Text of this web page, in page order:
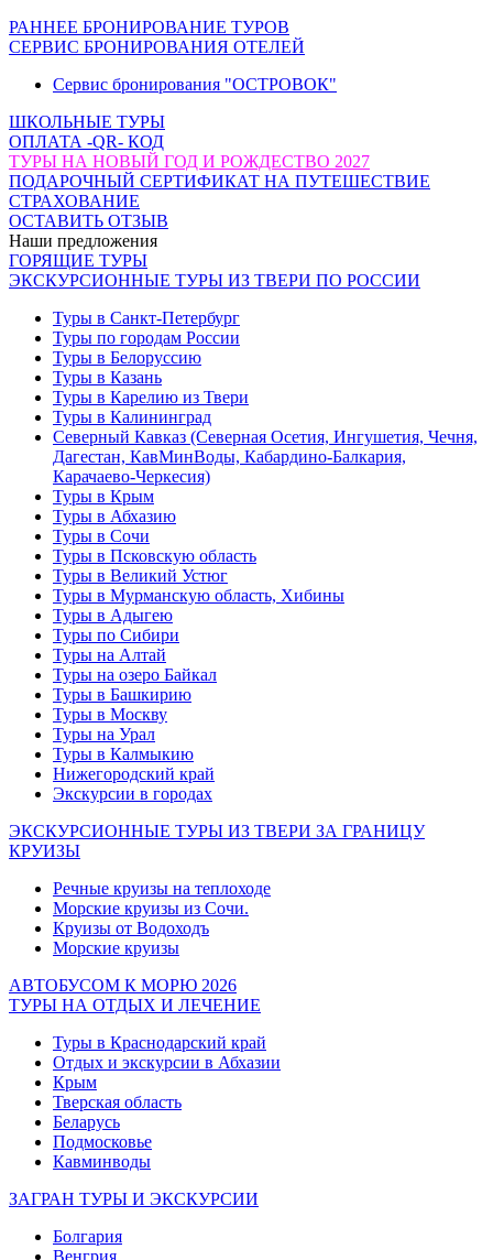
РАННЕЕ БРОНИРОВАНИЕ ТУРОВ
СЕРВИС БРОНИРОВАНИЯ ОТЕЛЕЙ
Сервис бронирования "ОСТРОВОК"
ШКОЛЬНЫЕ ТУРЫ
ОПЛАТА -QR- КОД
ТУРЫ НА НОВЫЙ ГОД И РОЖДЕСТВО 2027
ПОДАРОЧНЫЙ СЕРТИФИКАТ НА ПУТЕШЕСТВИЕ
СТРАХОВАНИЕ
ОСТАВИТЬ ОТЗЫВ
Наши предложения
ГОРЯЩИЕ ТУРЫ
ЭКСКУРСИОННЫЕ ТУРЫ ИЗ ТВЕРИ ПО РОССИИ
Туры в Санкт-Петербург
Туры по городам России
Туры в Белоруссию
Туры в Казань
Туры в Карелию из Твери
Туры в Калининград
Северный Кавказ (Северная Осетия, Ингушетия, Чечня,
Дагестан, КавМинВоды, Кабардино-Балкария,
Карачаево-Черкесия)
Туры в Крым
Туры в Абхазию
Туры в Сочи
Туры в Псковскую область
Туры в Великий Устюг
Туры в Мурманскую область, Хибины
Туры в Адыгею
Туры по Сибири
Туры на Алтай
Туры на озеро Байкал
Туры в Башкирию
Туры в Москву
Туры на Урал
Туры в Калмыкию
Нижегородский край
Экскурсии в городах
ЭКСКУРСИОННЫЕ ТУРЫ ИЗ ТВЕРИ ЗА ГРАНИЦУ
КРУИЗЫ
Речные круизы на теплоходе
Морские круизы из Сочи.
Круизы от Водоходъ
Морские круизы
АВТОБУСОМ К МОРЮ 2026
ТУРЫ НА ОТДЫХ И ЛЕЧЕНИЕ
Туры в Краснодарский край
Отдых и экскурсии в Абхазии
Крым
Тверская область
Беларусь
Подмосковье
Кавминводы
ЗАГРАН ТУРЫ И ЭКСКУРСИИ
Болгария
Венгрия